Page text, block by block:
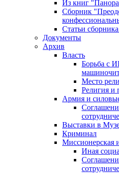
Из книг
Сборник
Статьи
Документы
Архив
Власть
Борьба с
Место
Религия и
Армия и
Выставки в
Криминал
Миссионерская
Иная